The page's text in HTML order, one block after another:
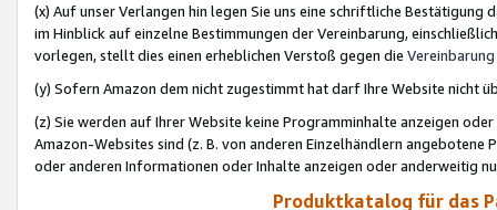
(x) Auf unser Verlangen hin legen Sie uns eine schriftliche
im Hinblick auf einzelne Bestimmungen der Vereinbarung,
vorlegen, stellt dies einen erheblichen Verstoß gegen die Vereinbarung
(y) Sofern Amazon dem nicht zugestimmt hat darf Ihre Website nicht
(z) Sie werden auf Ihrer Website keine Programminhalte anzeigen
Amazon-Websites sind (z. B. von anderen Einzelhändlern
oder anderen Informationen oder Inhalte anzeigen oder anderweitig
Produktkatalog für das